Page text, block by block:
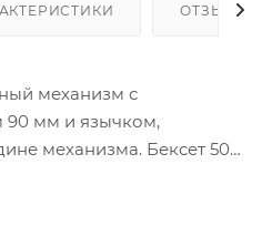
ОТЗЫВЫ
механизм с
90 мм и язычком,
механизма. Бексет 50